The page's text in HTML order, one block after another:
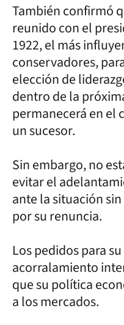
También confirmó
reunido con el
1922, el más
conservadores,
elección de
dentro de la
permanecerá en el
un sucesor.
Sin embargo, no
evitar el
ante la situación
por su renuncia.
Los pedidos para
acorralamiento
que su política
a los mercados.